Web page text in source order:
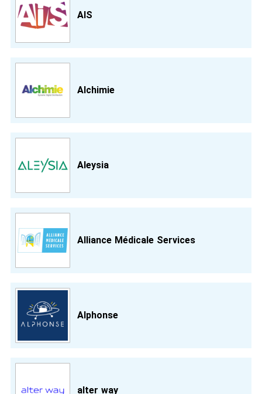
AIS
Alchimie
Aleysia
Alliance Médicale Services
Alphonse
alter way